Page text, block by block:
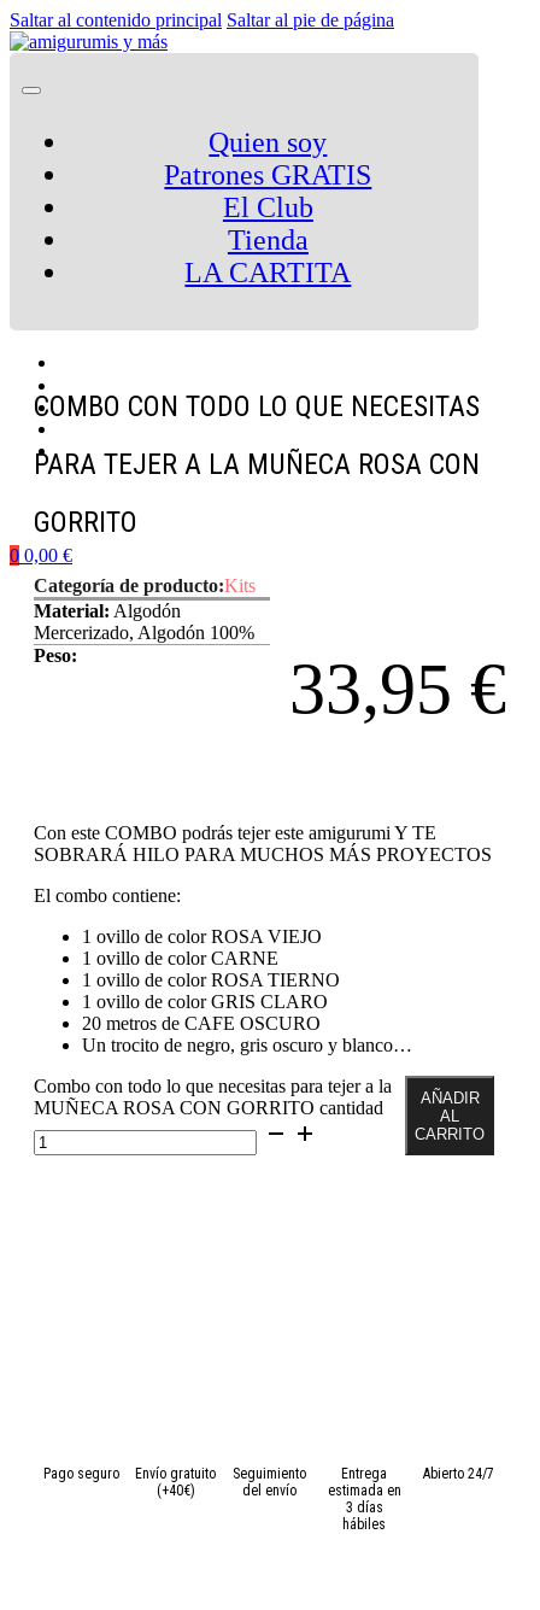
Saltar al contenido principal Saltar al pie de página
Quien soy
Patrones GRATIS
El Club
Tienda
LA CARTITA
0 0,00 €
COMBO CON TODO LO QUE NECESITAS
PARA TEJER A LA MUÑECA ROSA CON
GORRITO
Categoría de producto:Kits
Material: Algodón
Mercerizado, Algodón 100%
Peso:
33,95 €
Con este COMBO podrás tejer este amigurumi Y TE
SOBRARÁ HILO PARA MUCHOS MÁS PROYECTOS
El combo contiene:
1 ovillo de color ROSA VIEJO
1 ovillo de color CARNE
1 ovillo de color ROSA TIERNO
1 ovillo de color GRIS CLARO
20 metros de CAFE OSCURO
Un trocito de negro, gris oscuro y blanco…
Combo con todo lo que necesitas para tejer a la
MUÑECA ROSA CON GORRITO cantidad
AÑADIR
AL
CARRITO
Pago seguro
Envío gratuito
(+40€)
Seguimiento
del envío
Entrega
estimada en
3 días
hábiles
Abierto 24/7